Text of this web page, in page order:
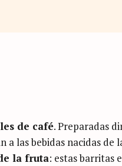
de café. Preparadas
a las bebidas nacidas de
la fruta: estas barritas